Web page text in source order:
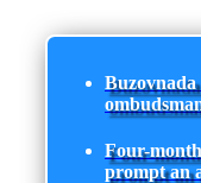
Four-
prompt an